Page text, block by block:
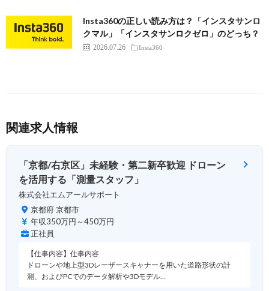
Insta360の正しい読み方は？「インスタサンロ
クマル」「インスタサンロクゼロ」のどっち？
2026.07.26 Insta360
関連求人情報
「京都/右京区」未経験・第二新卒歓迎 ドローン
を活用する「測量スタッフ」
株式会社エムアールサポート
京都府 京都市
年収350万円～450万円
正社員
【仕事内容】仕事内容
ドローンや地上型3Dレーザースキャナーを用いた道路形状の計
測、およびPCでのデータ解析や3Dモデル…